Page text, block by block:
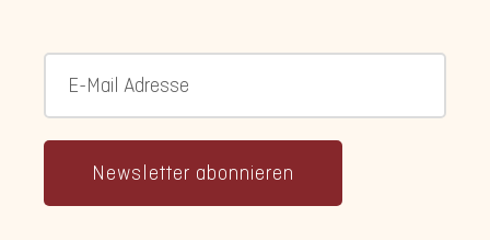
Newsletter abonnieren